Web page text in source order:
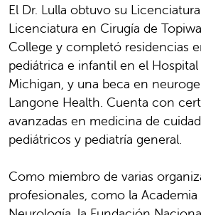
El Dr. Lulla obtuvo su
Licenciatura en Cirugía de
College y completó residencias
pediátrica e infantil en el
Michigan, y una beca en
Langone Health. Cuenta con
avanzadas en medicina de
pediátricos y pediatría general.
Como miembro de varias
profesionales, como la